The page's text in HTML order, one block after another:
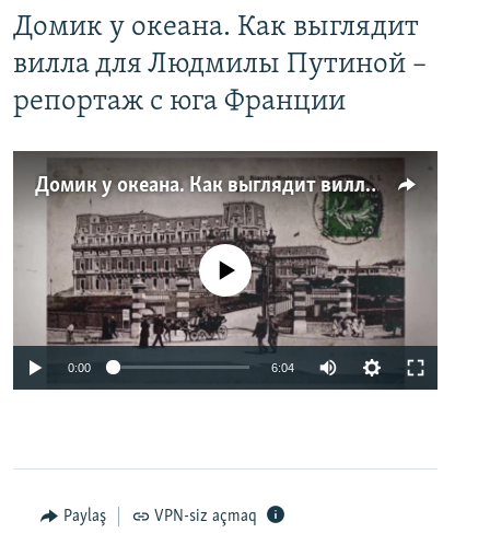
Домик у океана. Как выглядит
вилла для Людмилы Путиной –
репортаж с юга Франции
Домик у океана. Как выглядит вилла для Людмилы Путиной – репортаж с юга Франции
No media source currently available
0:00 6:04
Paylaş VPN-siz açmaq